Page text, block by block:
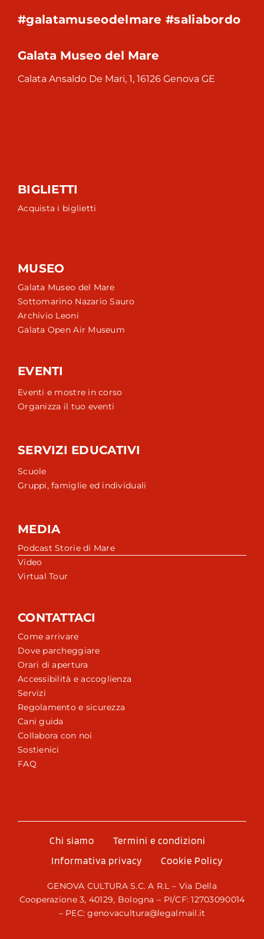
#galatamuseodelmare #saliabordo
Galata Museo del Mare
Calata Ansaldo De Mari, 1, 16126 Genova GE
BIGLIETTI
Acquista i biglietti
MUSEO
Galata Museo del Mare
Sottomarino Nazario Sauro
Archivio Leoni
Galata Open Air Museum
EVENTI
Eventi e mostre in corso
Organizza il tuo eventi
SERVIZI EDUCATIVI
Scuole
Gruppi, famiglie ed individuali
MEDIA
Podcast Storie di Mare
Video
Virtual Tour
CONTATTACI
Come arrivare
Dove parcheggiare
Orari di apertura
Accessibilità e accoglienza
Servizi
Regolamento e sicurezza
Cani guida
Collabora con noi
Sostienici
FAQ
Chi siamo
Termini e condizioni
Informativa privacy
Cookie Policy
GENOVA CULTURA S.C. A R.L – Via Della
Cooperazione 3, 40129, Bologna – PI/CF: 12703090014
– PEC: genovacultura@legalmail.it